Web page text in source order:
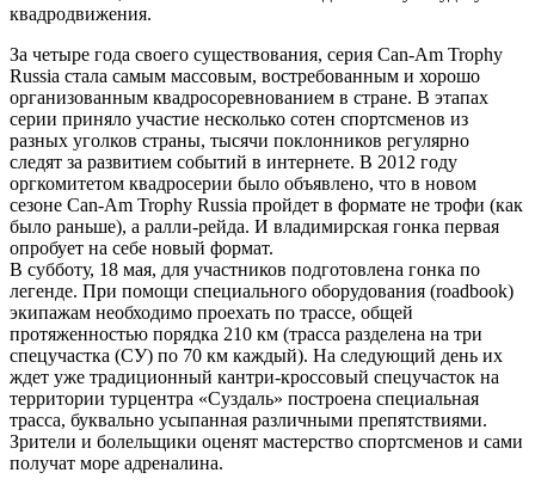
квадродвижения.
За четыре года своего существования, серия Can-Am Trophy
Russia стала самым массовым, востребованным и хорошо
организованным квадросоревнованием в стране. В этапах
серии приняло участие несколько сотен спортсменов из
разных уголков страны, тысячи поклонников регулярно
следят за развитием событий в интернете. В 2012 году
оргкомитетом квадросерии было объявлено, что в новом
сезоне Can-Am Trophy Russia пройдет в формате не трофи (как
было раньше), а ралли-рейда. И владимирская гонка первая
опробует на себе новый формат.
В субботу, 18 мая, для участников подготовлена гонка по
легенде. При помощи специального оборудования (roadbook)
экипажам необходимо проехать по трассе, общей
протяженностью порядка 210 км (трасса разделена на три
спецучастка (СУ) по 70 км каждый). На следующий день их
ждет уже традиционный кантри-кроссовый спецучасток на
территории турцентра «Суздаль» построена специальная
трасса, буквально усыпанная различными препятствиями.
Зрители и болельщики оценят мастерство спортсменов и сами
получат море адреналина.